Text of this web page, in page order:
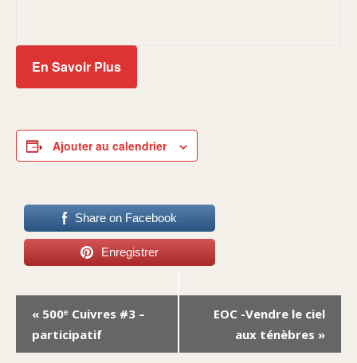
En Savoir Plus
Ajouter au calendrier
Share on Facebook
Enregistrer
Navigation
Évènement
« 500ᵉ Cuivres #3 –
participatif
EOC -Vendre le ciel
aux ténèbres »